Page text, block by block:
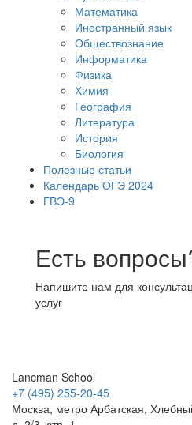
Математика
Иностранный язык
Обществознание
Информатика
Физика
Химия
География
Литература
История
Биология
Полезные статьи
Календарь ОГЭ 2024
ГВЭ-9
Есть
Напишите нам для
услуг
Lancman School
+7 (495) 255-20-45
Москва, метро Арбатская,